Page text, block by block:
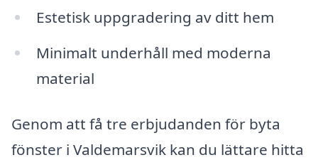
Estetisk uppgradering av ditt hem
Minimalt underhåll med moderna
material
Genom att få tre erbjudanden för byta
fönster i Valdemarsvik kan du lättare hitta